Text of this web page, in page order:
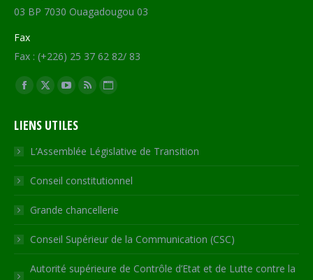
03 BP 7030 Ouagadougou 03
Fax
Fax : (+226) 25 37 62 82/ 83
Trouvez nous sur :
Facebook
opens
in
new
window
X
opens
in
new
window
YouTube
opens
in
new
window
RSS
in
new
window
Site
opens
in
new
LIENS UTILES
L’Assemblée Législative de Transition
Conseil constitutionnel
Grande chancellerie
Conseil Supérieur de la Communication (CSC)
Autorité supérieure de Contrôle d’Etat et de Lutte contre la